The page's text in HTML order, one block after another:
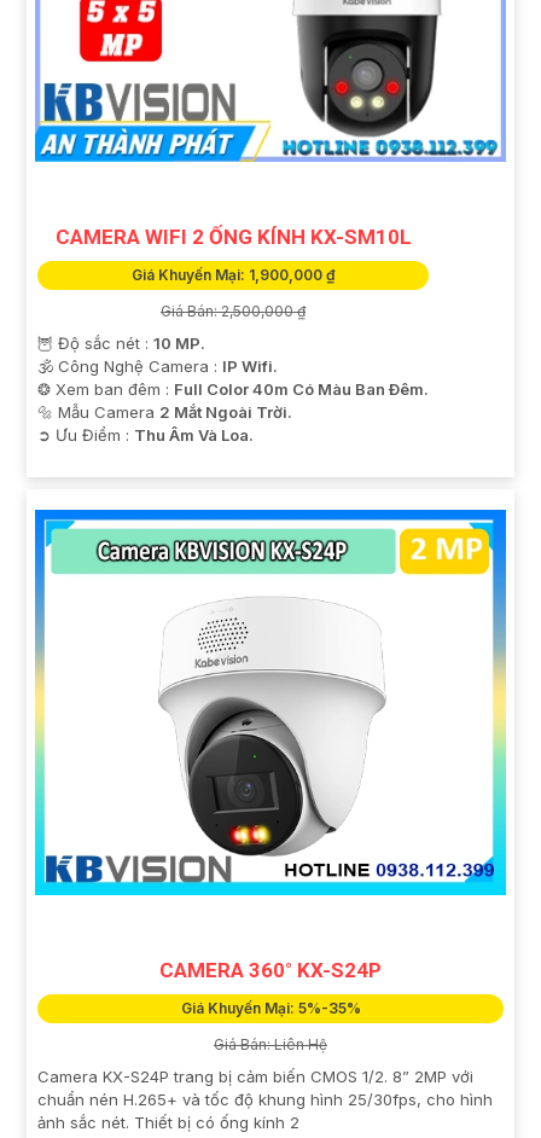
CAMERA WIFI 2 ỐNG KÍNH KX-SM10L
Giá Khuyến Mại: 1,900,000 ₫
Giá Bán: 2,500,000 ₫
🦉 Độ sắc nét : 10 MP.
🕉️ Công Nghệ Camera : IP Wifi.
❂ Xem ban đêm : Full Color 40m Có Màu Ban Ðêm.
🔩 Mẫu Camera 2 Mắt Ngoài Trời.
️➲ Ưu Điểm : Thu Âm Và Loa.
CAMERA 360° KX-S24P
Giá Khuyến Mại: 5%-35%
Giá Bán: Liên Hệ
Camera KX-S24P trang bị cảm biến CMOS 1/2. 8” 2MP với
chuẩn nén H.265+ và tốc độ khung hình 25/30fps, cho hình
ảnh sắc nét. Thiết bị có ống kính 2